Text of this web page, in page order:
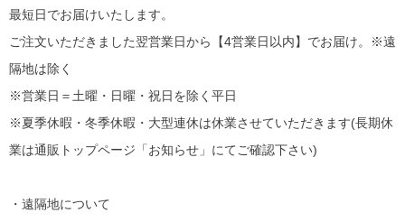
最短日でお届けいたします。
ご注文いただきました翌営業日から【4営業日以内】でお届け。※遠
隔地は除く
※営業日＝土曜・日曜・祝日を除く平日
※夏季休暇・冬季休暇・大型連休は休業させていただきます(長期休
業は通販トップページ「お知らせ」にてご確認下さい)
・遠隔地について